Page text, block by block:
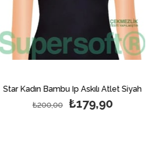
Star Kadın Bambu İp Askılı Atlet Siyah
₺179,90
₺200,00